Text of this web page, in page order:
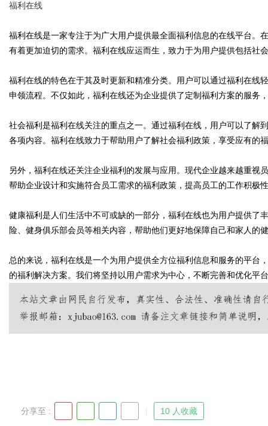
ar
福利在线
福利在线是一家专注于为广大用户提供最全面福利信息的在线平台。
有着更加迫切的需求。福利在线应运而生，致力于为用户提供包括社
福利在线的特色在于其及时更新和精准分类。用户可以通过福利在线
申领流程。不仅如此，福利在线还为企业提供了定制福利方案的服务
社会福利是福利在线关注的重点之一。通过福利在线，用户可以了解
各项内容。福利在线致力于帮助用户了解社会福利政策，享受应有的
另外，福利在线还关注企业福利的发展与应用。现代企业越来越重视
帮助企业设计和实施符合员工需求的福利政策，提高员工的工作积极
健康福利是人们生活中不可或缺的一部分，福利在线也为用户提供了
险、健身俱乐部会员等相关内容，帮助他们更好地保障自己和家人的
总的来说，福利在线是一个为用户提供全方位福利信息和服务的平台
的福利解决方案。我们将坚持以用户需求为中心，不断完善和优化平
分享至 : 10 人收藏